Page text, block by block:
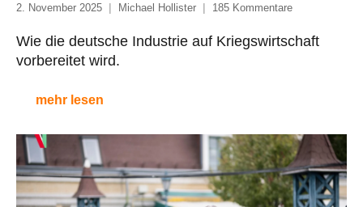
2. November 2025 Michael Hollister 185 Kommentare
Wie die deutsche Industrie auf Kriegswirtschaft
vorbereitet wird.
mehr lesen